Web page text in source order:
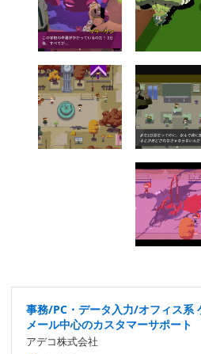
事務/PC・データ入力/オフィス系
メール中心のカスタマーサポート
アデコ株式会社